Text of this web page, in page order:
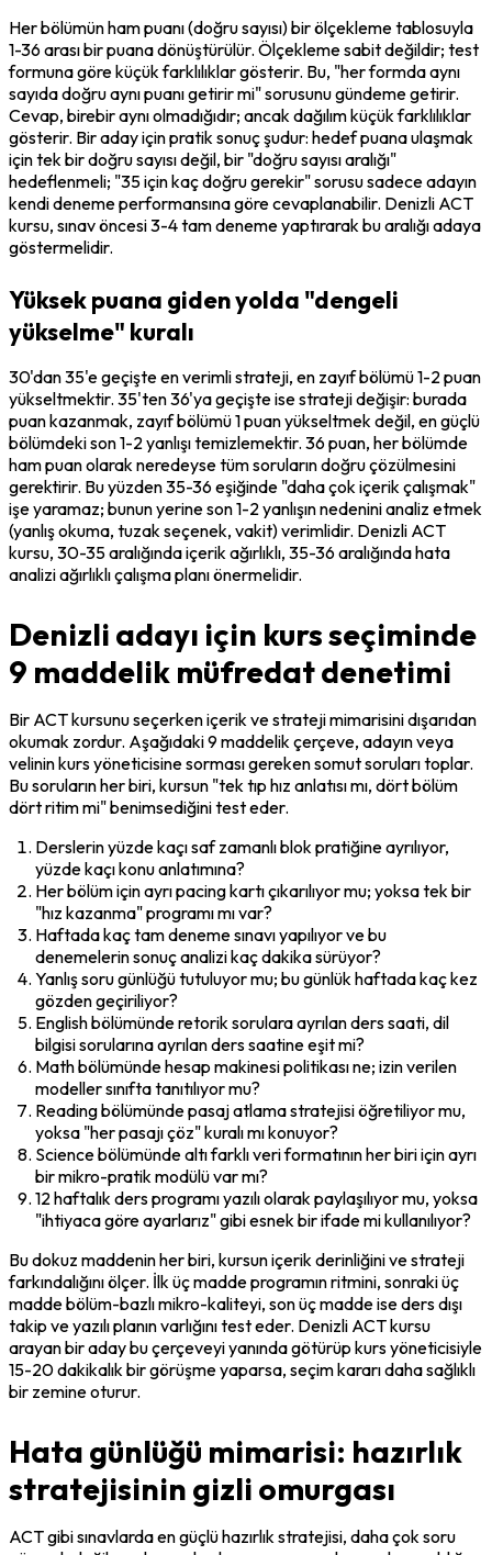
Her bölümün ham puanı (doğru sayısı) bir ölçekleme tablosuyla
1-36 arası bir puana dönüştürülür. Ölçekleme sabit değildir; test
formuna göre küçük farklılıklar gösterir. Bu, "her formda aynı
sayıda doğru aynı puanı getirir mi" sorusunu gündeme getirir.
Cevap, birebir aynı olmadığıdır; ancak dağılım küçük farklılıklar
gösterir. Bir aday için pratik sonuç şudur: hedef puana ulaşmak
için tek bir doğru sayısı değil, bir "doğru sayısı aralığı"
hedeflenmeli; "35 için kaç doğru gerekir" sorusu sadece adayın
kendi deneme performansına göre cevaplanabilir. Denizli ACT
kursu, sınav öncesi 3-4 tam deneme yaptırarak bu aralığı adaya
göstermelidir.
Yüksek puana giden yolda "dengeli
yükselme" kuralı
30'dan 35'e geçişte en verimli strateji, en zayıf bölümü 1-2 puan
yükseltmektir. 35'ten 36'ya geçişte ise strateji değişir: burada
puan kazanmak, zayıf bölümü 1 puan yükseltmek değil, en güçlü
bölümdeki son 1-2 yanlışı temizlemektir. 36 puan, her bölümde
ham puan olarak neredeyse tüm soruların doğru çözülmesini
gerektirir. Bu yüzden 35-36 eşiğinde "daha çok içerik çalışmak"
işe yaramaz; bunun yerine son 1-2 yanlışın nedenini analiz etmek
(yanlış okuma, tuzak seçenek, vakit) verimlidir. Denizli ACT
kursu, 30-35 aralığında içerik ağırlıklı, 35-36 aralığında hata
analizi ağırlıklı çalışma planı önermelidir.
Denizli adayı için kurs seçiminde
9 maddelik müfredat denetimi
Bir ACT kursunu seçerken içerik ve strateji mimarisini dışarıdan
okumak zordur. Aşağıdaki 9 maddelik çerçeve, adayın veya
velinin kurs yöneticisine sorması gereken somut soruları toplar.
Bu soruların her biri, kursun "tek tıp hız anlatısı mı, dört bölüm
dört ritim mi" benimsediğini test eder.
Derslerin yüzde kaçı saf zamanlı blok pratiğine ayrılıyor,
yüzde kaçı konu anlatımına?
Her bölüm için ayrı pacing kartı çıkarılıyor mu; yoksa tek bir
"hız kazanma" programı mı var?
Haftada kaç tam deneme sınavı yapılıyor ve bu
denemelerin sonuç analizi kaç dakika sürüyor?
Yanlış soru günlüğü tutuluyor mu; bu günlük haftada kaç kez
gözden geçiriliyor?
English bölümünde retorik sorulara ayrılan ders saati, dil
bilgisi sorularına ayrılan ders saatine eşit mi?
Math bölümünde hesap makinesi politikası ne; izin verilen
modeller sınıfta tanıtılıyor mu?
Reading bölümünde pasaj atlama stratejisi öğretiliyor mu,
yoksa "her pasajı çöz" kuralı mı konuyor?
Science bölümünde altı farklı veri formatının her biri için ayrı
bir mikro-pratik modülü var mı?
12 haftalık ders programı yazılı olarak paylaşılıyor mu, yoksa
"ihtiyaca göre ayarlarız" gibi esnek bir ifade mi kullanılıyor?
Bu dokuz maddenin her biri, kursun içerik derinliğini ve strateji
farkındalığını ölçer. İlk üç madde programın ritmini, sonraki üç
madde bölüm-bazlı mikro-kaliteyi, son üç madde ise ders dışı
takip ve yazılı planın varlığını test eder. Denizli ACT kursu
arayan bir aday bu çerçeveyi yanında götürüp kurs yöneticisiyle
15-20 dakikalık bir görüşme yaparsa, seçim kararı daha sağlıklı
bir zemine oturur.
Hata günlüğü mimarisi: hazırlık
stratejisinin gizli omurgası
ACT gibi sınavlarda en güçlü hazırlık stratejisi, daha çok soru